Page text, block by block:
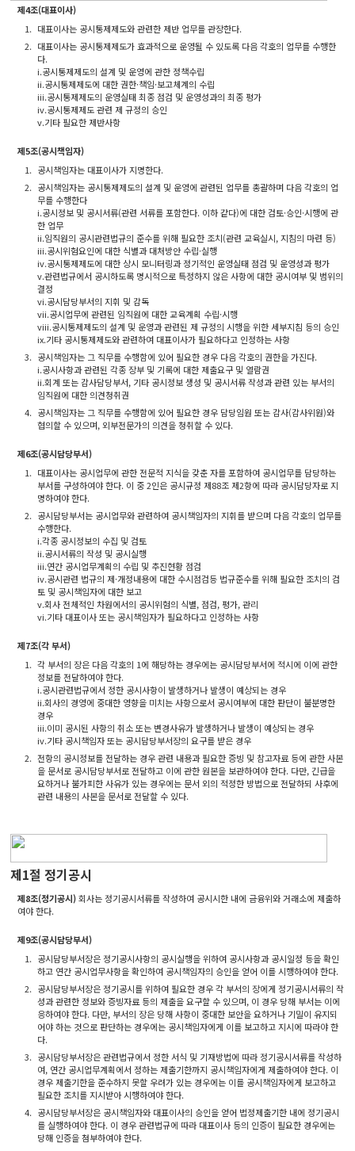
제4조(대표이사)
1. 대표이사는 공시통제제도와 관련한 제반 업무를 관장한다.
2. 대표이사는 공시통제제도가 효과적으로 운영될 수 있도록 다음 각호의 업무를 수행한
다.
i.공시통제제도의 설계 및 운영에 관한 정책수립
ii.공시통제제도에 대한 권한·책임·보고체계의 수립
iii.공시통제제도의 운영실태 최종 점검 및 운영성과의 최종 평가
iv.공시통제제도 관련 제 규정의 승인
v.기타 필요한 제반사항
제5조(공시책임자)
1. 공시책임자는 대표이사가 지명한다.
2. 공시책임자는 공시통제제도의 설계 및 운영에 관련된 업무를 총괄하며 다음 각호의 업
무를 수행한다
i.공시정보 및 공시서류(관련 서류를 포함한다. 이하 같다)에 대한 검토·승인·시행에 관
한 업무
ii.임직원의 공시관련법규의 준수를 위해 필요한 조치(관련 교육실시, 지침의 마련 등)
iii.공시위험요인에 대한 식별과 대처방안 수립·실행
iv.공시통제제도에 대한 상시 모니터링과 정기적인 운영실태 점검 및 운영성과 평가
v.관련법규에서 공시하도록 명시적으로 특정하지 않은 사항에 대한 공시여부 및 범위의
결정
vi.공시담당부서의 지휘 및 감독
vii.공시업무에 관련된 임직원에 대한 교육계획 수립·시행
viii.공시통제제도의 설계 및 운영과 관련된 제 규정의 시행을 위한 세부지침 등의 승인
ix.기타 공시통제제도와 관련하여 대표이사가 필요하다고 인정하는 사항
3. 공시책임자는 그 직무를 수행함에 있어 필요한 경우 다음 각호의 권한을 가진다.
i.공시사항과 관련된 각종 장부 및 기록에 대한 제출요구 및 열람권
ii.회계 또는 감사담당부서, 기타 공시정보 생성 및 공시서류 작성과 관련 있는 부서의
임직원에 대한 의견청취권
4. 공시책임자는 그 직무를 수행함에 있어 필요한 경우 담당임원 또는 감사(감사위원)와
협의할 수 있으며, 외부전문가의 의견을 청취할 수 있다.
제6조(공시담당부서)
1. 대표이사는 공시업무에 관한 전문적 지식을 갖춘 자를 포함하여 공시업무를 담당하는
부서를 구성하여야 한다. 이 중 2인은 공시규정 제88조 제2항에 따라 공시담당자로 지
명하여야 한다.
2. 공시담당부서는 공시업무와 관련하여 공시책임자의 지휘를 받으며 다음 각호의 업무를
수행한다.
i.각종 공시정보의 수집 및 검토
ii.공시서류의 작성 및 공시실행
iii.연간 공시업무계획의 수립 및 추진현황 점검
iv.공시관련 법규의 제·개정내용에 대한 수시점검등 법규준수를 위해 필요한 조치의 검
토 및 공시책임자에 대한 보고
v.회사 전체적인 차원에서의 공시위험의 식별, 점검, 평가, 관리
vi.기타 대표이사 또는 공시책임자가 필요하다고 인정하는 사항
제7조(각 부서)
1. 각 부서의 장은 다음 각호의 1에 해당하는 경우에는 공시담당부서에 적시에 이에 관한
정보를 전달하여야 한다.
i.공시관련법규에서 정한 공시사항이 발생하거나 발생이 예상되는 경우
ii.회사의 경영에 중대한 영향을 미치는 사항으로서 공시여부에 대한 판단이 불분명한
경우
iii.이미 공시된 사항의 취소 또는 변경사유가 발생하거나 발생이 예상되는 경우
iv.기타 공시책임자 또는 공시담당부서장의 요구를 받은 경우
2. 전항의 공시정보를 전달하는 경우 관련 내용과 필요한 증빙 및 참고자료 등에 관한 사본
을 문서로 공시담당부서로 전달하고 이에 관한 원본을 보관하여야 한다. 다만, 긴급을
요하거나 불가피한 사유가 있는 경우에는 문서 외의 적정한 방법으로 전달하되 사후에
관련 내용의 사본을 문서로 전달할 수 있다.
제1절 정기공시
제8조(정기공시)회사는 정기공시서류를 작성하여 공시시한 내에 금융위와 거래소에 제출하
여야 한다.
제9조(공시담당부서)
1. 공시담당부서장은 정기공시사항의 공시실행을 위하여 공시사항과 공시일정 등을 확인
하고 연간 공시업무사항을 확인하여 공시책임자의 승인을 얻어 이를 시행하여야 한다.
2. 공시담당부서장은 정기공시를 위하여 필요한 경우 각 부서의 장에게 정기공시서류의 작
성과 관련한 정보와 증빙자료 등의 제출을 요구할 수 있으며, 이 경우 당해 부서는 이에
응하여야 한다. 다만, 부서의 장은 당해 사항이 중대한 보안을 요하거나 기밀이 유지되
어야 하는 것으로 판단하는 경우에는 공시책임자에게 이를 보고하고 지시에 따라야 한
다.
3. 공시담당부서장은 관련법규에서 정한 서식 및 기재방법에 따라 정기공시서류를 작성하
여, 연간 공시업무계획에서 정하는 제출기한까지 공시책임자에게 제출하여야 한다. 이
경우 제출기한을 준수하지 못할 우려가 있는 경우에는 이를 공시책임자에게 보고하고
필요한 조치를 지시받아 시행하여야 한다.
4. 공시담당부서장은 공시책임자와 대표이사의 승인을 얻어 법정제출기한 내에 정기공시
를 실행하여야 한다. 이 경우 관련법규에 따라 대표이사 등의 인증이 필요한 경우에는
당해 인증을 첨부하여야 한다.